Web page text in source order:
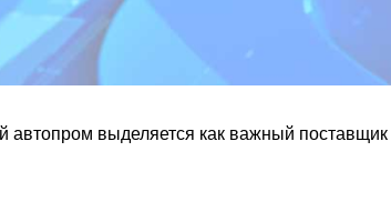
автопром выделяется как важный поставщик